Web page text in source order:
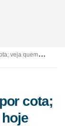
veja quem
cota;